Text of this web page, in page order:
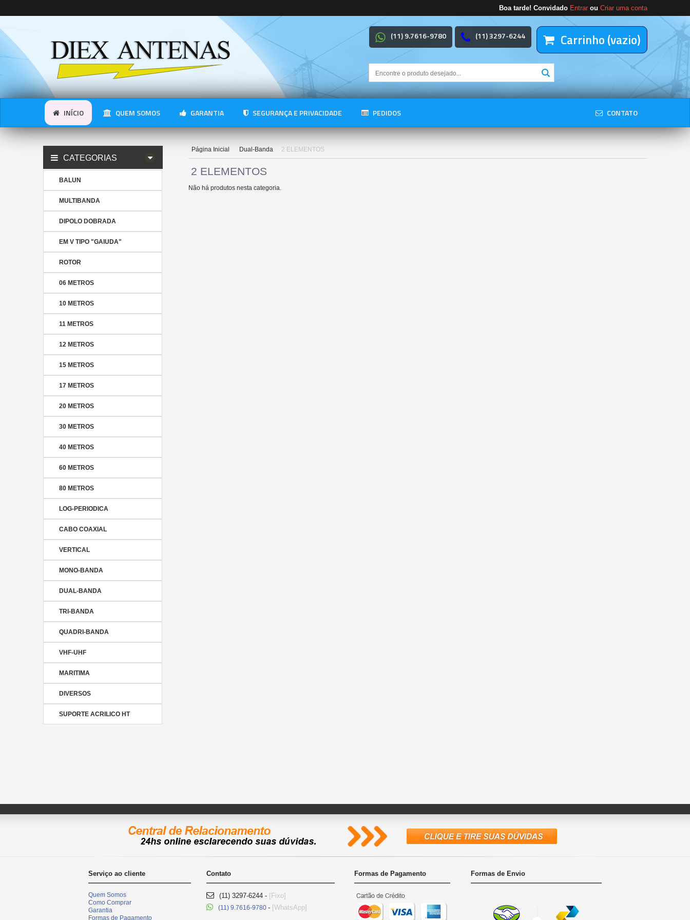
Boa tarde! Convidado Entrarou Criar uma conta
Carrinho (vazio)
(11) 3297-6244
(11) 9.7616-9780
INÍCIO QUEM SOMOS GARANTIA SEGURANÇA E PRIVACIDADE PEDIDOS CONTATO
CATEGORIAS
BALUN
MULTIBANDA
DIPOLO DOBRADA
EM V TIPO "GAIUDA"
ROTOR
06 METROS
10 METROS
11 METROS
12 METROS
15 METROS
17 METROS
20 METROS
30 METROS
40 METROS
60 METROS
80 METROS
LOG-PERIODICA
CABO COAXIAL
VERTICAL
MONO-BANDA
DUAL-BANDA
TRI-BANDA
QUADRI-BANDA
VHF-UHF
MARITIMA
DIVERSOS
SUPORTE ACRILICO HT
Página Inicial Dual-Banda 2 ELEMENTOS
2 ELEMENTOS
Não há produtos nesta categoria.
Serviço ao cliente
Quem Somos
Como Comprar
Garantia
Formas de Pagamento
Contato
(11) 3297-6244 - [Fixo]
(11) 9.7616-9780 - [WhatsApp]
Formas de Envio
Formas de Pagamento